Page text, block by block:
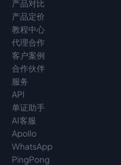
产品对比
产品定价
教程中心
代理合作
客户案例
合作伙伴
服务
API
单证助手
AI客服
Apollo
WhatsApp
PingPong